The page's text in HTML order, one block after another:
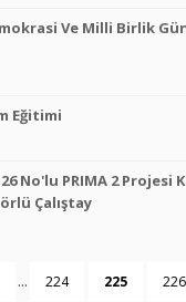
Ve Milli Birlik
Eğitimi
No'lu PRIMA 2 Projesi
Çalıştay
... 224 225 226